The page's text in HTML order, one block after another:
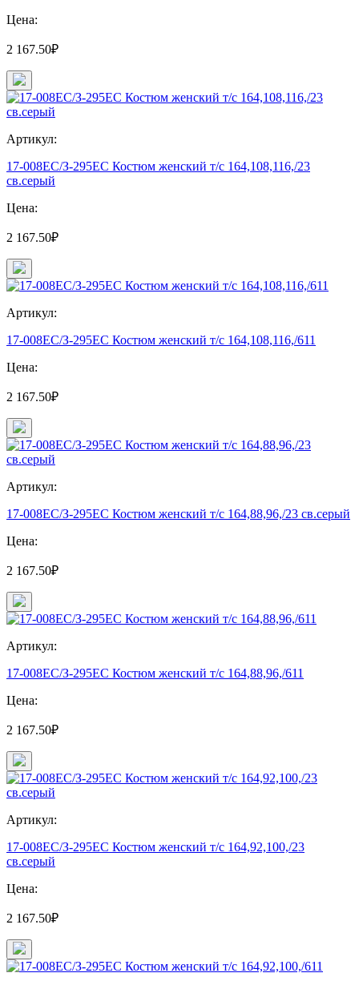
Цена:
2 167.50₽
Артикул:
17-008ЕС/З-295ЕС Костюм женский т/с 164,108,116,/23
св.серый
Цена:
2 167.50₽
Артикул:
17-008ЕС/З-295ЕС Костюм женский т/с 164,108,116,/611
Цена:
2 167.50₽
Артикул:
17-008ЕС/З-295ЕС Костюм женский т/с 164,88,96,/23 св.серый
Цена:
2 167.50₽
Артикул:
17-008ЕС/З-295ЕС Костюм женский т/с 164,88,96,/611
Цена:
2 167.50₽
Артикул:
17-008ЕС/З-295ЕС Костюм женский т/с 164,92,100,/23
св.серый
Цена:
2 167.50₽